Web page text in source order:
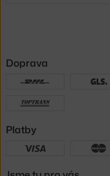
Doprava
Platby